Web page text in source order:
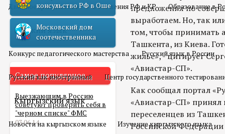
Двойное гражданство Отношения РФ и КР Образование в
Русский язык
Конкурс педагогического мастерства Русский язык в России
Русский как иностранный Центр государственного
Кыргызский язык
Новости на кыргызском языке Изучение кыргызского языка
консульство РФ в Оше
Московский дом
соотечественника
Самое популярное
Выезжающим в Россию
советуют проверить себя в
"черном списке" ФМС
03.06.14
предложения по
выработаем. Но, так
том, чтобы принимать
Ташкента, из Киева.
жилье», - цитирует
«Авиастар-СП».
Как сообщал портал
«Авиастар-СП» принял
переселенцев из
Российской